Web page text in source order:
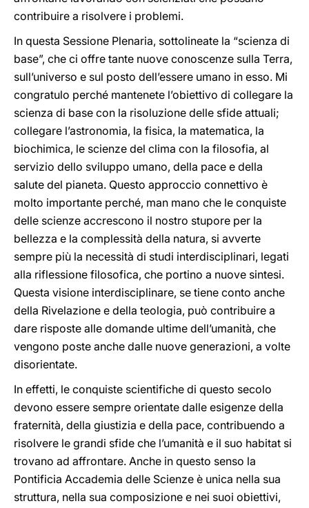
contribuire a risolvere i problemi.
In questa Sessione Plenaria, sottolineate la “scienza di
base”, che ci offre tante nuove conoscenze sulla Terra,
sull’universo e sul posto dell’essere umano in esso. Mi
congratulo perché mantenete l’obiettivo di collegare la
scienza di base con la risoluzione delle sfide attuali;
collegare l’astronomia, la fisica, la matematica, la
biochimica, le scienze del clima con la filosofia, al
servizio dello sviluppo umano, della pace e della
salute del pianeta. Questo approccio connettivo è
molto importante perché, man mano che le conquiste
delle scienze accrescono il nostro stupore per la
bellezza e la complessità della natura, si avverte
sempre più la necessità di studi interdisciplinari, legati
alla riflessione filosofica, che portino a nuove sintesi.
Questa visione interdisciplinare, se tiene conto anche
della Rivelazione e della teologia, può contribuire a
dare risposte alle domande ultime dell’umanità, che
vengono poste anche dalle nuove generazioni, a volte
disorientate.
In effetti, le conquiste scientifiche di questo secolo
devono essere sempre orientate dalle esigenze della
fraternità, della giustizia e della pace, contribuendo a
risolvere le grandi sfide che l’umanità e il suo habitat si
trovano ad affrontare. Anche in questo senso la
Pontificia Accademia delle Scienze è unica nella sua
struttura, nella sua composizione e nei suoi obiettivi,